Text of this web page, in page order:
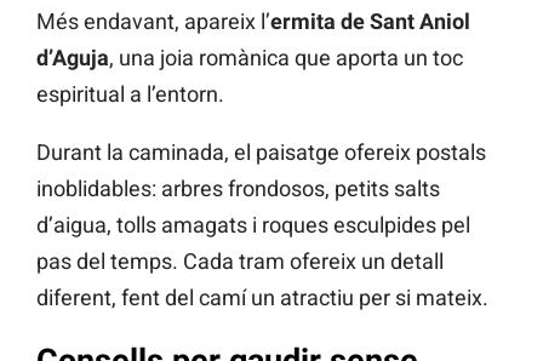
Més endavant, apareix l’ermita de Sant Aniol
d’Aguja, una joia romànica que aporta un toc
espiritual a l’entorn.
Durant la caminada, el paisatge ofereix postals
inoblidables: arbres frondosos, petits salts
d’aigua, tolls amagats i roques esculpides pel
pas del temps. Cada tram ofereix un detall
diferent, fent del camí un atractiu per si mateix.